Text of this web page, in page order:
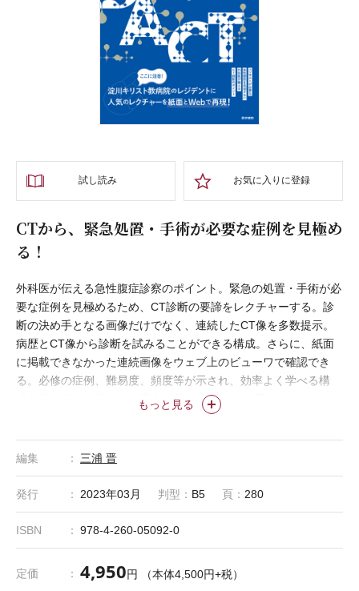
試し読み お気に入りに登録
CTから、緊急処置・手術が必要な症例を見極め
る！
もっと見る
外科医が伝える急性腹症診察のポイント。緊急の処置・手術が必
要な症例を見極めるため、CT診断の要諦をレクチャーする。診
断の決め手となる画像だけでなく、連続したCT像を多数提示。
病歴とCT像から診断を試みることができる構成。さらに、紙面
に掲載できなかった連続画像をウェブ上のビューワで確認でき
る。必修の症例、難易度、頻度等が示され、効率よく学べる構
成。救急外来で慌てない実力を付ける“使える”1冊。
編集 三浦 晋
発行 2023年03月 判型： B5 頁： 280
ISBN 978-4-260-05092-0
定価 4,950円 （本体4,500円+税）